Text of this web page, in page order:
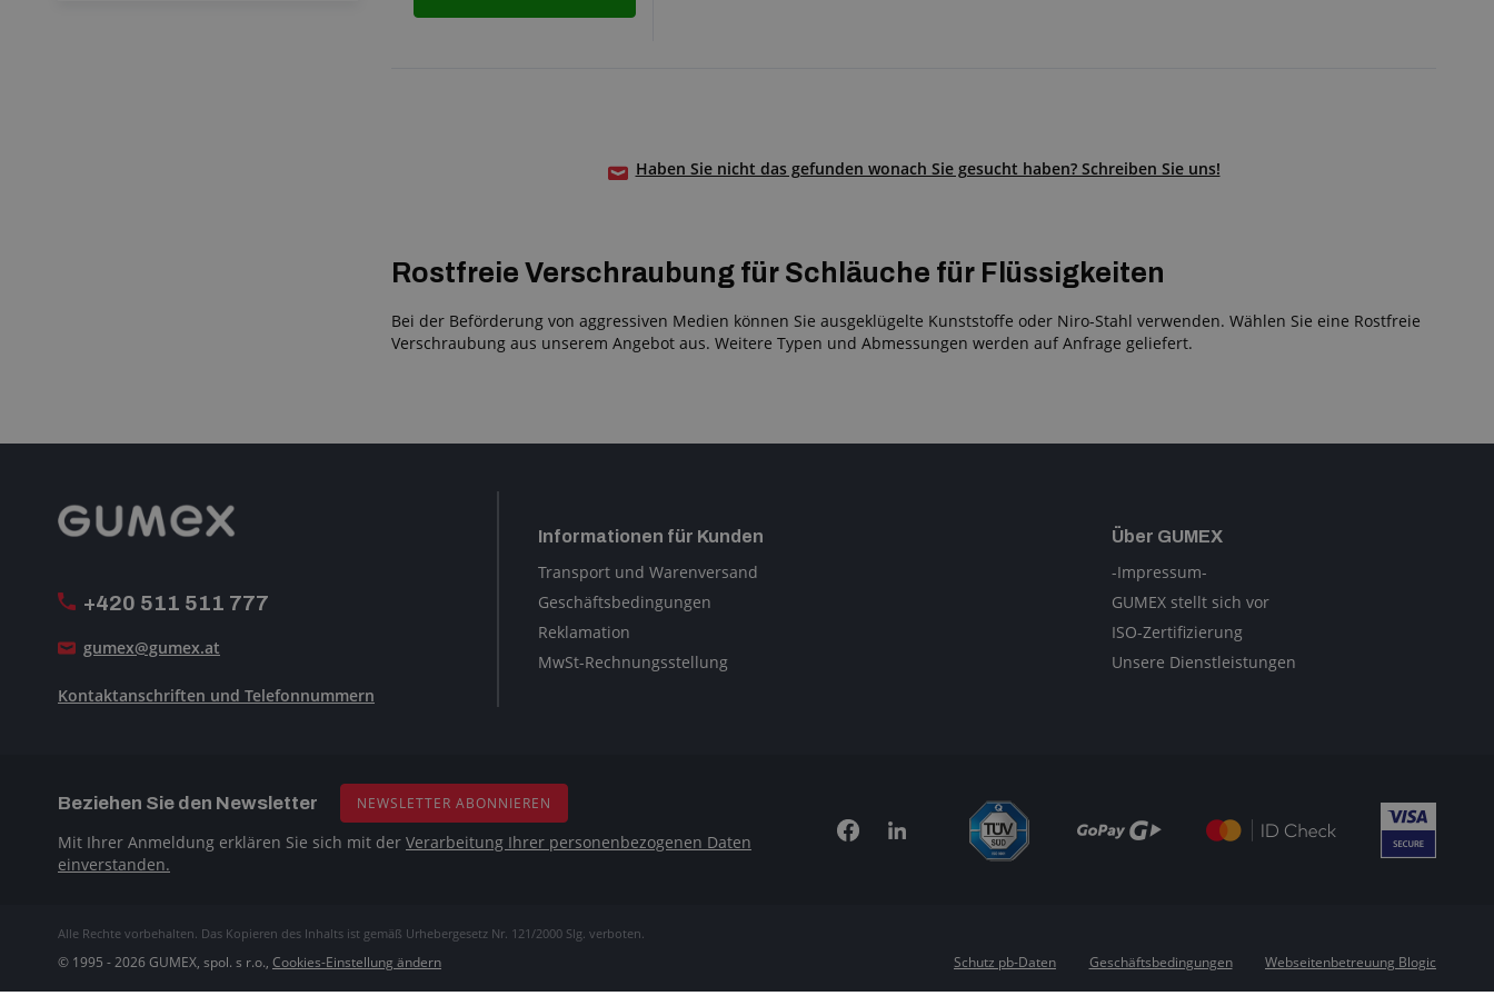
Haben Sie nicht das gefunden wonach Sie gesucht haben? Schreiben Sie uns!
Rostfreie Verschraubung für Schläuche für Flüssigkeiten
Bei der Beförderung von aggressiven Medien können Sie ausgeklügelte Kunststoffe oder Niro-Stahl verwenden. Wählen Sie eine Rostfreie
Verschraubung aus unserem Angebot aus. Weitere Typen und Abmessungen werden auf Anfrage geliefert.
+420 511 511 777
gumex@gumex.at
Kontaktanschriften und Telefonnummern
Informationen für Kunden
Transport und Warenversand
Geschäftsbedingungen
Reklamation
MwSt-Rechnungsstellung
Über GUMEX
-Impressum-
GUMEX stellt sich vor
ISO-Zertifizierung
Unsere Dienstleistungen
Beziehen Sie den Newsletter NEWSLETTER ABONNIEREN
Mit Ihrer Anmeldung erklären Sie sich mit der Verarbeitung Ihrer personenbezogenen Daten
einverstanden.
Alle Rechte vorbehalten. Das Kopieren des Inhalts ist gemäß Urhebergesetz Nr. 121/2000 Slg. verboten.
© 1995 - 2026 GUMEX, spol. s r.o., Cookies-Einstellung ändern Schutz pb-Daten Geschäftsbedingungen Webseitenbetreuung Blogic